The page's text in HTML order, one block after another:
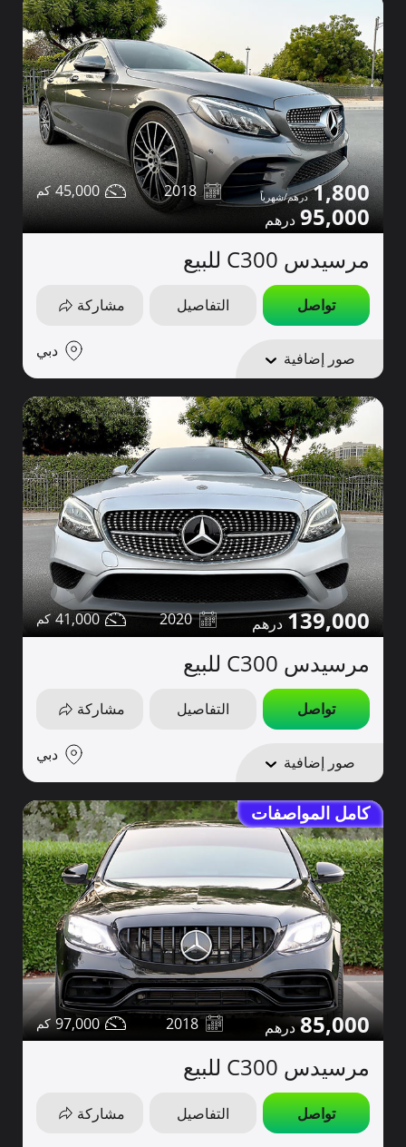
1,800
95,000
2018
45,000
مرسيدس C300 للبيع
تواصل التفاصيل مشاركة
صور إضافية دبي
139,000
2020
41,000
مرسيدس C300 للبيع
تواصل التفاصيل مشاركة
صور إضافية دبي
كامل المواصفات
85,000
2018
97,000
مرسيدس C300 للبيع
تواصل التفاصيل مشاركة